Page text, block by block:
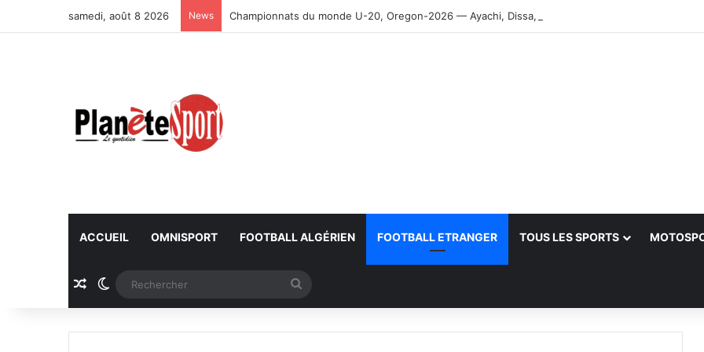
samedi, août 8 2026 News Championnats du monde U-20, Oregon-2026 — Ayachi, Dissa, Touahria et Ghezali en finale
ACCUEIL OMNISPORT FOOTBALL ALGÉRIEN FOOTBALL ETRANGER TOUS LES SPORTS
Article Aléatoire
Switch skin